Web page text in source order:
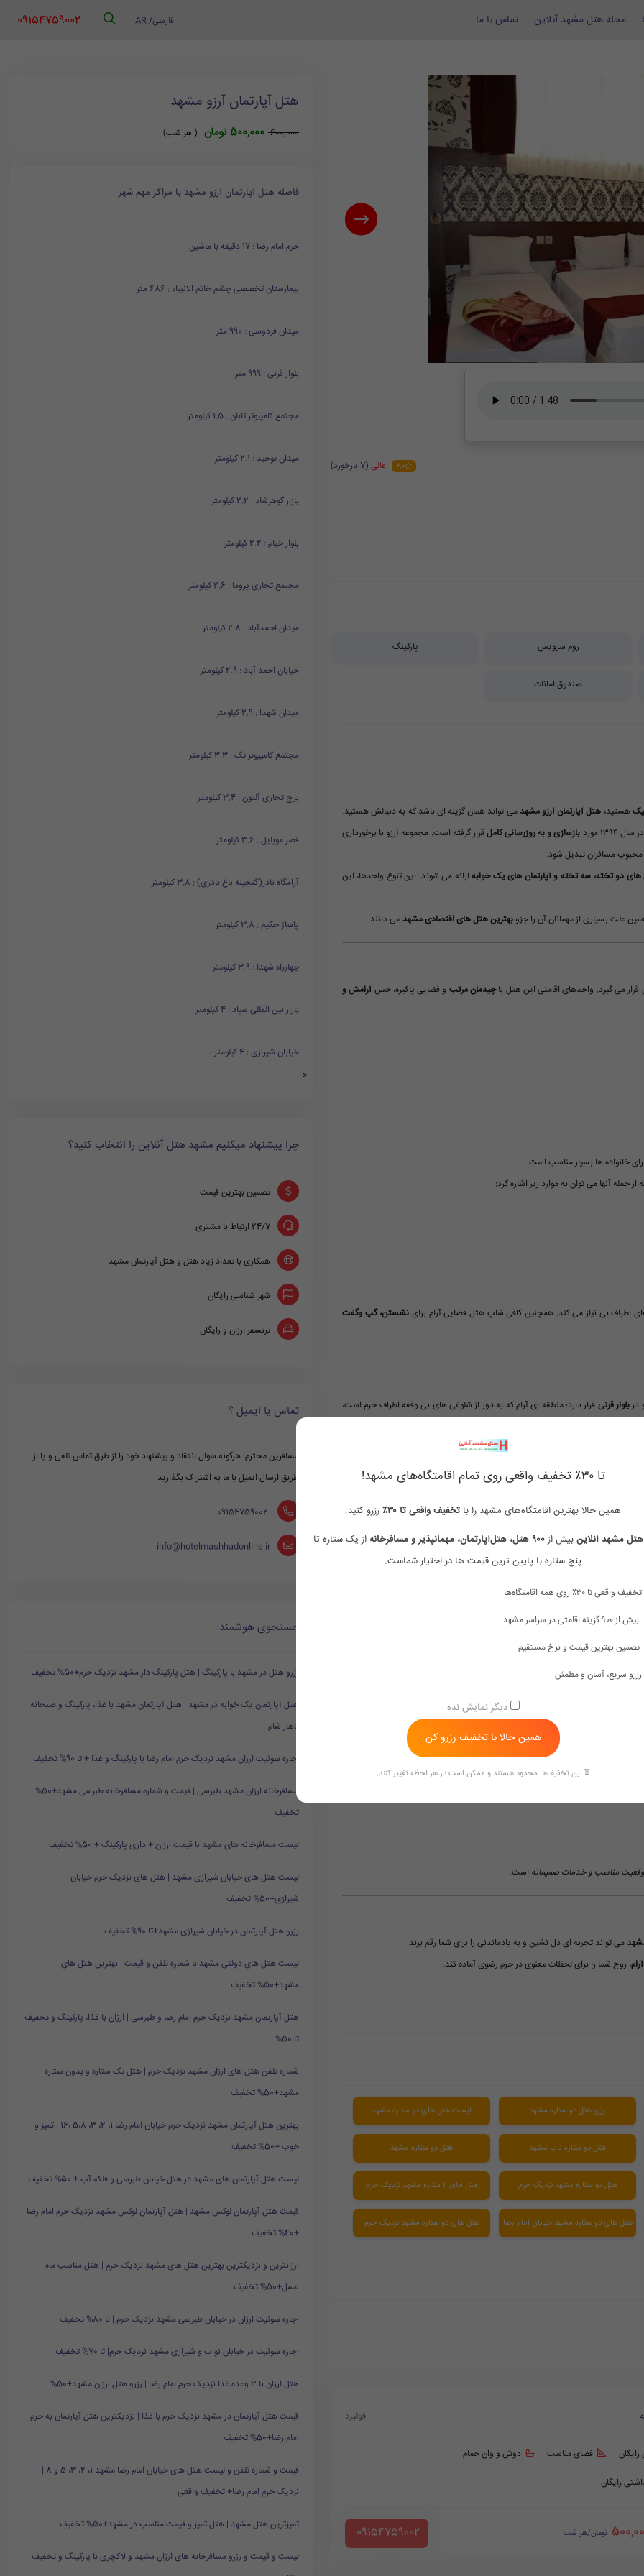
مجله هتل مشهد آنلاین تماس با ما فارسی/
AR
‪ 09154759002
4.0 عالی (7 بازخورد)
روم سرویس پارکینگ
صندوق امانات
هستید، هتل آپارتمان آرزو مشهد می تواند همان گزینه ای باشد که به دنبالش هستید.
بازسازی و به روزرسانی کاملقرار گرفته است. مجموعه آرزو با برخورداری
محبوب مسافران تبدیل شود.
های دو تخته، سه تخته و آپارتمان های یک خوابهارائه می شوند. این تنوع واحدها، این
علت بسیاری از مهمانان آن را جزو بهترین هتل های اقتصادی مشهد می دانند.
قرار می گیرد. واحدهای اقامتی این هتل باچیدمان مرتب و فضایی پاکیزه، حس آرامش و
خانواده ها بسیار مناسب است.
جمله آنها می توان به موارد زیر اشاره کرد:
اطراف بی نیاز می کند. همچنین کافی شاپ هتل فضایی آرام برای نشستن، گپ وگفت
دربلوار قرنی قرار دارد؛ منطقه ای آرام که به دور از شلوغی های بی وقفه اطراف حرم است،
با تاکسی یا حتی تاکسی های اینترنتی، به راحتی و بدون معطلی خود را به بارگاه
تمام نیازهای شما به دسترسی مناسب را تأمین می کند
می کنند:
مناسب و خدمات صمیمانه است.
می تواند تجربه ای دل نشین و به یادماندنی را برای شما رقم بزند.
، روح شما را برای لحظات معنوی در حرم رضوی آماده کند.
رزرو هتل دو ستاره مشهد لیست هتل های دو ستاره مشهد
هتل دو ستاره تاپ مشهد هتل دو ستاره مشهد
هتل دو ستاره مشهد نزدیک حرم هتل های 2 ستاره مشهد نزدیک حرم
هتل های دو ستاره مشهد خیابان امام رضا هتل های دو ستاره مشهد نزدیک حرم
فولبرد
فضای مناسب دوش و وان حمام
رایگان
تومان/هر شب ‪ 09154759002
هتل آپارتمان آرزو مشهد
600,000 500,000 تومان ( هر شب)
فاصله هتل آپارتمان آرزو مشهد با مراکز مهم شهر
حرم امام رضا : 17 دقیقه با ماشین
بیمارستان تخصصی چشم خاتم الانبیاء : 686 متر
میدان فردوسی : 990 متر
بلوار قرنی : 999 متر
مجتمع کامپیوتر تابان : 1.5 کیلومتر
میدان توحید : 2.1 کیلومتر
بازار گوهرشاد : 2.2 کیلومتر
بلوار خیام : 2.2 کیلومتر
مجتمع تجاری پروما : 2.6 کیلومتر
میدان احمدآباد : 2.8 کیلومتر
خیابان احمد آباد : 2.9 کیلومتر
میدان شهدا : 2.9 کیلومتر
مجتمع کامپیوتر تک : 3.3 کیلومتر
برج تجاری آلتون : 3.4 کیلومتر
قصر موبایل : 3.6 کیلومتر
آرامگاه نادر(گنجینه باغ نادری) : 3.8 کیلومتر
پاساژ حکیم : 3.8 کیلومتر
چهارراه شهدا : 3.9 کیلومتر
بازار بین المللی سپاد : 4 کیلومتر
خیابان شیرازی : 4 کیلومتر
<
چرا پیشنهاد میکنیم مشهد هتل آنلاین را انتخاب کنید؟
تضمین بهترین قیمت
24/7 ارتباط با مشتری
همکاری با تعداد زیاد هتل و هتل آپارتمان مشهد
شهر شناسی رایگان
ترنسفر ارزان و رایگان
تماس یا ایمیل ؟
مسافرین محترم: هرگونه سوال انتقاد و پیشنهاد خود را از طرق تماس تلفی و یا از
طریق ارسال ایمیل با ما به اشتراک بگذارید
‪ 09154759002
info@hotelmashhadonline.ir
جستجوی هوشمند
رزرو هتل در مشهد با پارکینگ | هتل پارکینگ دار مشهد نزدیک حرم+50% تخفیف
هتل آپارتمان یک خوابه در مشهد | هتل آپارتمان مشهد با غذا، پارکینگ و صبحانه
ناهار شام
اجاره سوئیت ارزان مشهد نزدیک حرم امام رضا با پارکینگ و غذا + تا 90% تخفیف
مسافرخانه ارزان مشهد طبرسی | قیمت و شماره مسافرخانه طبرسی مشهد+50%
تخفیف
لیست مسافرخانه های مشهد با قیمت ارزان + داری پارکینگ + 50% تخفیف
لیست هتل های خیابان شیرازی مشهد | هتل های نزدیک حرم خیابان
شیرازی+50% تخفیف
رزرو هتل آپارتمان در خیابان شیرازی مشهد+تا 90% تخفیف
لیست هتل های دولتی مشهد با شماره تلفن و قیمت | بهترین هتل های
مشهد+50% تخفیف
هتل آپارتمان مشهد نزدیک حرم امام رضا و طبرسی | ارزان با غذا، پارکینگ و تخفیف
تا 50%
شماره تلفن هتل های ارزان مشهد نزدیک حرم | هتل تک ستاره و بدون ستاره
مشهد+50% تخفیف
بهترین هتل آپارتمان مشهد نزدیک حرم خیابان امام رضا 1، 2، 3، 5،8 ،16 | تمیز و
خوب +50% تخفیف
لیست هتل آپارتمان های مشهد در هتل خیابان طبرسی و فلکه آب + 50% تخفیف
قیمت هتل آپارتمان لوکس مشهد | هتل آپارتمان لوکس مشهد نزدیک حرم امام رضا
+40% تخفیف
ارزانترین و نزدیکترین بهترین هتل های مشهد نزدیک حرم | هتل مناسب ماه
عسل+50% تخفیف
اجاره سوئیت ارزان در خیابان طبرسی مشهد نزدیک حرم | تا 80% تخفیف
اجاره سوئیت در خیابان نواب و شیرازی مشهد نزدیک حرم| تا 70% تخفیف
هتل ارزان با ۳ وعده غذا نزدیک حرم امام رضا | رزرو هتل ارزان مشهد+50%
قیمت هتل آپارتمان در مشهد نزدیک حرم با غذا | نزدیکترین هتل آپارتمان به حرم
امام رضا+50% تخفیف
قیمت و شماره تلفن و لیست هتل های خیابان امام رضا مشهد 1، 2، 3، 5 و 8 |
نزدیک حرم امام رضا+ تخفیف واقعی
تمیزترین هتل مشهد | هتل تمیز و قیمت مناسب در مشهد+50% تخفیف
لیست و قیمت و رزرو مسافرخانه های ارزان مشهد و لاکچری با پارکینگ و تخفیف
تا ۳۰٪ تخفیف واقعی روی تمام اقامتگاه‌های مشهد!
همین حالا بهترین اقامتگاه‌های مشهد را با تخفیف واقعی تا ۳۰٪
رزرو کنید.
هتل مشهد آنلاین بیش از۹۰۰ هتل، هتل‌آپارتمان، مهمانپذیر و مسافرخانه
از یک ستاره تا
پنج ستاره با پایین ترین قیمت ها در اختیار شماست.
تخفیف واقعی تا ۳۰٪ روی همه اقامتگاه‌ها
بیش از ۹۰۰ گزینه اقامتی در سراسر مشهد
تضمین بهترین قیمت و نرخ مستقیم
رزرو سریع، آسان و مطمئن
دیگر نمایش نده
همین حالا با تخفیف رزرو کن
⏳ این تخفیف‌ها محدود هستند و ممکن است در هر لحظه تغییر کنند.